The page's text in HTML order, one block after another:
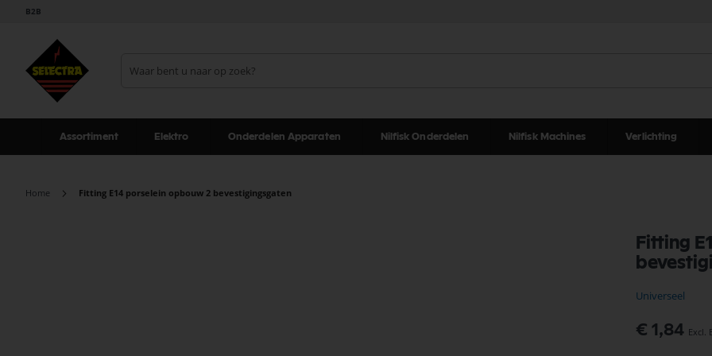
B2B
Assortiment Elektro Onderdelen Apparaten Nilfisk Onderdelen Nilfisk Machines Verlichting
Home Fitting E14 porselein opbouw 2 bevestigingsgaten
Fitting
Universeel
€ 1,84